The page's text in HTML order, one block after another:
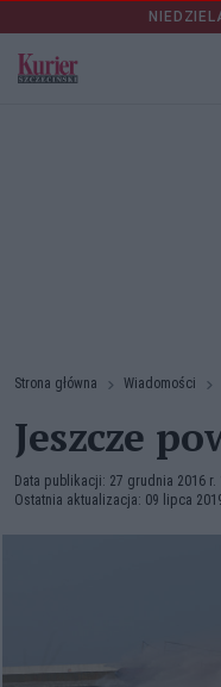
Strona główna Wiadomości
Jeszcze
Data publikacji: 27 grudnia 2016 r.
Ostatnia aktualizacja: 09 lipca